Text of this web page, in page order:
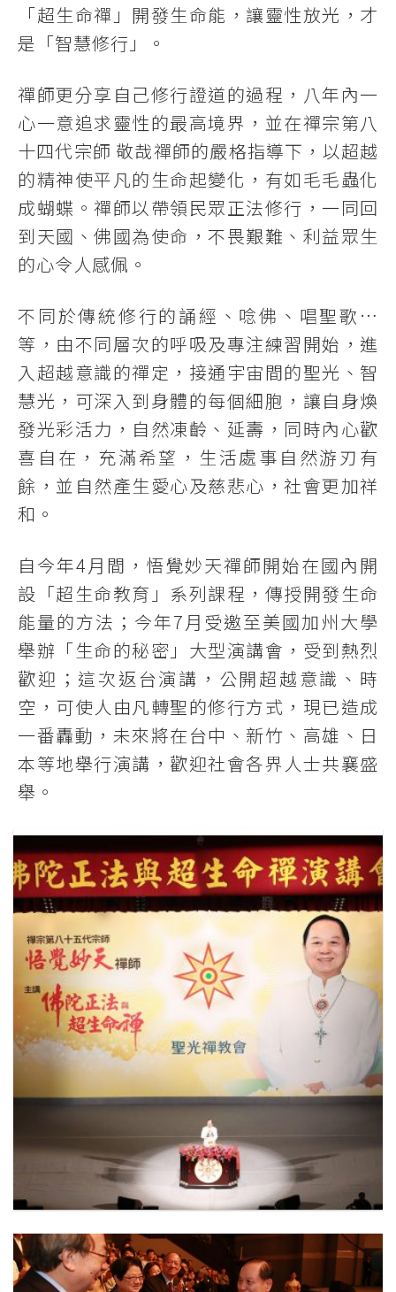
「超生命禪」開發生命能，讓靈性放光，才
是「智慧修行」。
禪師更分享自己修行證道的過程，八年內一
心一意追求靈性的最高境界，並在禪宗第八
十四代宗師 敬哉禪師的嚴格指導下，以超越
的精神使平凡的生命起變化，有如毛毛蟲化
成蝴蝶。禪師以帶領民眾正法修行，一同回
到天國、佛國為使命，不畏艱難、利益眾生
的心令人感佩。
不同於傳統修行的誦經、唸佛、唱聖歌…
等，由不同層次的呼吸及專注練習開始，進
入超越意識的禪定，接通宇宙間的聖光、智
慧光，可深入到身體的每個細胞，讓自身煥
發光彩活力，自然凍齡、延壽，同時內心歡
喜自在，充滿希望，生活處事自然游刃有
餘，並自然產生愛心及慈悲心，社會更加祥
和。
自今年4月間，悟覺妙天禪師開始在國內開
設「超生命教育」系列課程，傳授開發生命
能量的方法；今年7月受邀至美國加州大學
舉辦「生命的秘密」大型演講會，受到熱烈
歡迎；這次返台演講，公開超越意識、時
空，可使人由凡轉聖的修行方式，現已造成
一番轟動，未來將在台中、新竹、高雄、日
本等地舉行演講，歡迎社會各界人士共襄盛
舉。